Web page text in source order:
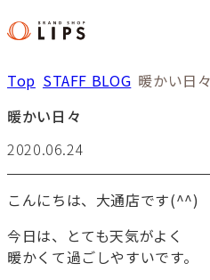
Top STAFF BLOG 暖かい日々
暖かい日々
2020.06.24
こんにちは、大通店です(^^)
今日は、とても天気がよく
暖かくて過ごしやすいです。